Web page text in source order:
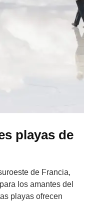
playas de
de Francia,
los amantes del
playas ofrecen